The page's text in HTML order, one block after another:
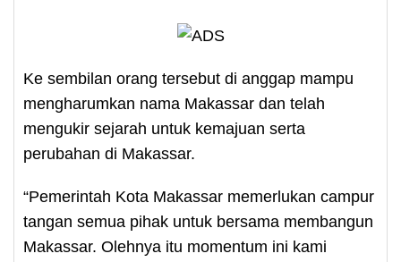
Ke sembilan orang tersebut di anggap mampu
mengharumkan nama Makassar dan telah
mengukir sejarah untuk kemajuan serta
perubahan di Makassar.
“Pemerintah Kota Makassar memerlukan campur
tangan semua pihak untuk bersama membangun
Makassar. Olehnya itu momentum ini kami